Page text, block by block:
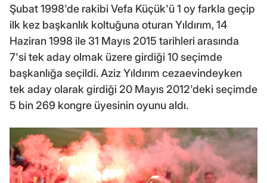
Şubat 1998'de rakibi Vefa Küçük'ü 1 oy farkla geçip
ilk kez başkanlık koltuğuna oturan Yıldırım, 14
Haziran 1998 ile 31 Mayıs 2015 tarihleri arasında
7'si tek aday olmak üzere girdiği 10 seçimde
başkanlığa seçildi. Aziz Yıldırım cezaevindeyken
tek aday olarak girdiği 20 Mayıs 2012'deki seçimde
5 bin 269 kongre üyesinin oyunu aldı.